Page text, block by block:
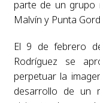
parte de un grupo
Malvín y Punta
El 9 de febrero
Rodríguez se
perpetuar la
desarrollo de un